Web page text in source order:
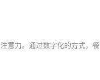
意力。通过数字化的方式，餐